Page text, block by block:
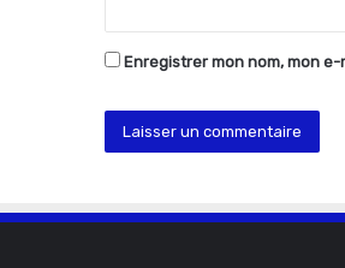
*
Enregistrer mon nom, mon